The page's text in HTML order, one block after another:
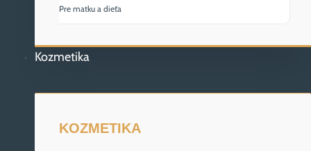
Pre matku a dieťa
Kozmetika
KOZMETIKA